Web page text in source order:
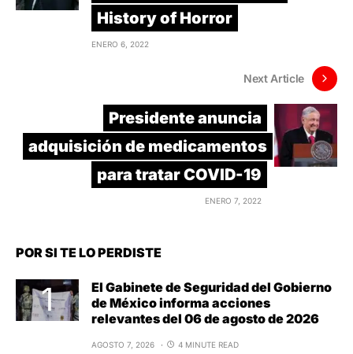
History of Horror
ENERO 6, 2022
Next Article
Presidente anuncia
adquisición de medicamentos
para tratar COVID-19
ENERO 7, 2022
POR SI TE LO PERDISTE
El Gabinete de Seguridad del Gobierno
de México informa acciones
relevantes del 06 de agosto de 2026
AGOSTO 7, 2026 4 MINUTE READ